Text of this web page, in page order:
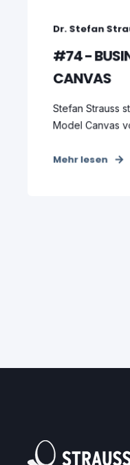
Dr. Stefan
#74 -
CANVAS
Stefan Strauss
Model Canvas
Mehr lesen